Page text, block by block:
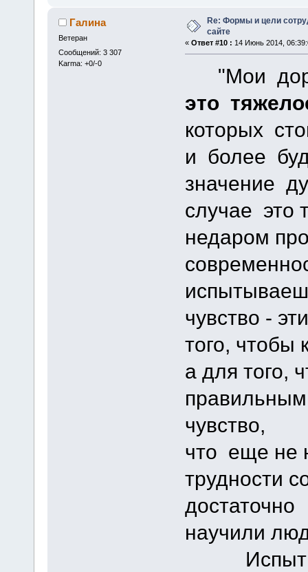
Галина
Ветеран
Сообщений: 3 307
Karma: +0/-0
Re: Формы и цели
сайте
« Ответ #10 : 14 Июнь 2014,
"Мои
это
которых
и более
значение
случае это
недаром
чувство -
того, чтобы
а для того,
чувство,
что еще не
трудности
достаточно
научили